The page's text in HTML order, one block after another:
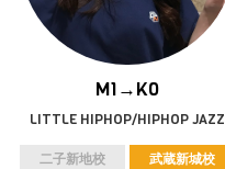
M1→K0
LITTLE HIPHOP/HIPHOP JAZZ
二子新地校 武蔵新城校